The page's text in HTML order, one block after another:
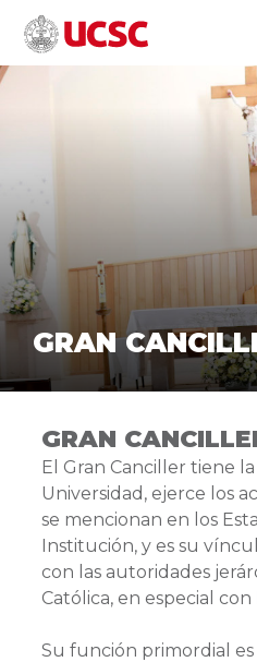
GRAN
GRAN
El Gran Canciller tiene
Universidad, ejerce los
se mencionan en los
Institución, y es su
con las autoridades
Católica, en especial con
Su función primordial